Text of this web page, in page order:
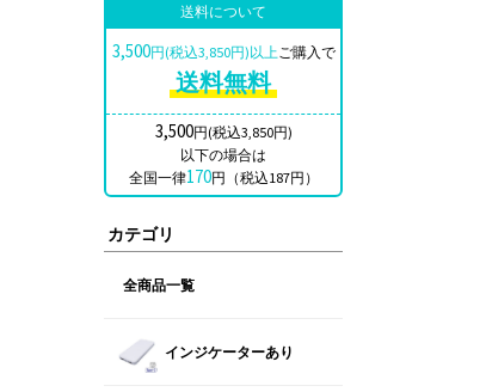
送料について
3,500円(税込3,850円)以上ご購入で
送料無料
3,500円(税込3,850円)
以下の場合は
全国一律170円（税込187円）
カテゴリ
全商品一覧
インジケーターあり